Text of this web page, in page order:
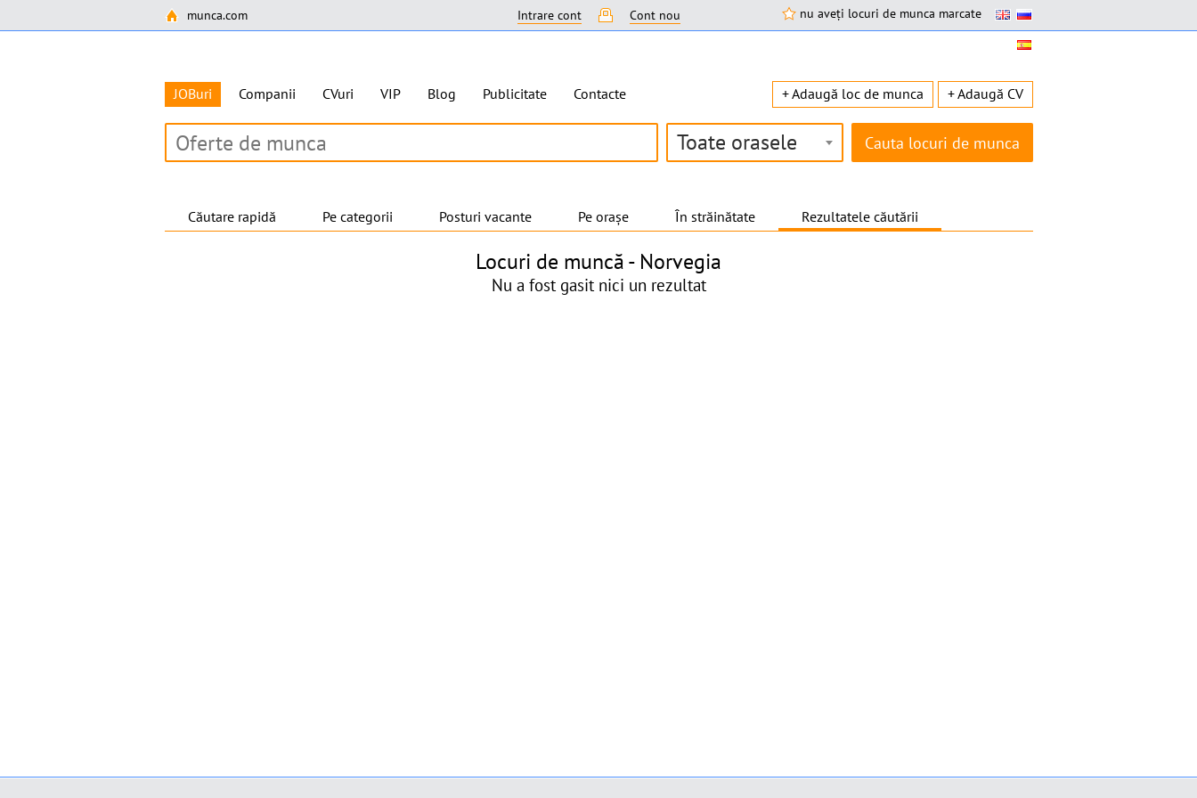
munca.com nu aveți locuri de munca marcate
Intrare cont Cont nou
JOBuri Companii CVuri VIP Blog Publicitate Contacte + Adaugă loc de munca + Adaugă CV
Toate orasele
Căutare rapidă Pe categorii Posturi vacante Pe orașe În străinătate Rezultatele căutării
Locuri de muncă - Norvegia
Nu a fost gasit nici un rezultat